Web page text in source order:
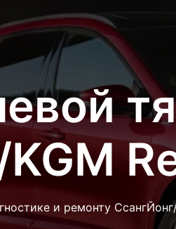
и ремонту